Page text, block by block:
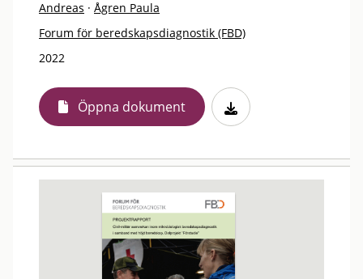
Andreas · Ågren Paula
Forum för beredskapsdiagnostik (FBD)
2022
Öppna dokument